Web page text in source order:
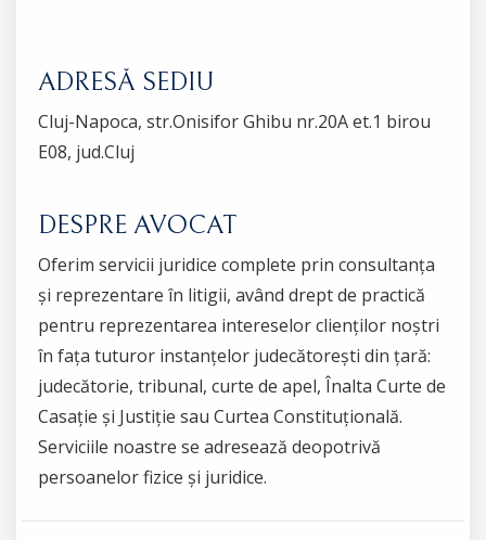
ADRESĂ SEDIU
Cluj-Napoca, str.Onisifor Ghibu nr.20A et.1 birou
E08, jud.Cluj
DESPRE AVOCAT
Oferim servicii juridice complete prin consultanța
și reprezentare în litigii, având drept de practică
pentru reprezentarea intereselor clienților noștri
în fața tuturor instanțelor judecătorești din țară:
judecătorie, tribunal, curte de apel, Înalta Curte de
Casație și Justiție sau Curtea Constituțională.
Serviciile noastre se adresează deopotrivă
persoanelor fizice și juridice.